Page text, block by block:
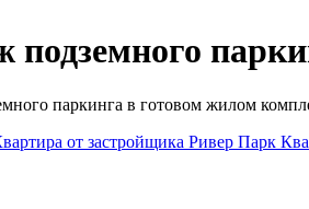
паркинга в готовом жилом
от застройщика Ривер Парк